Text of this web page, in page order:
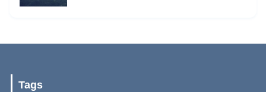
Tags